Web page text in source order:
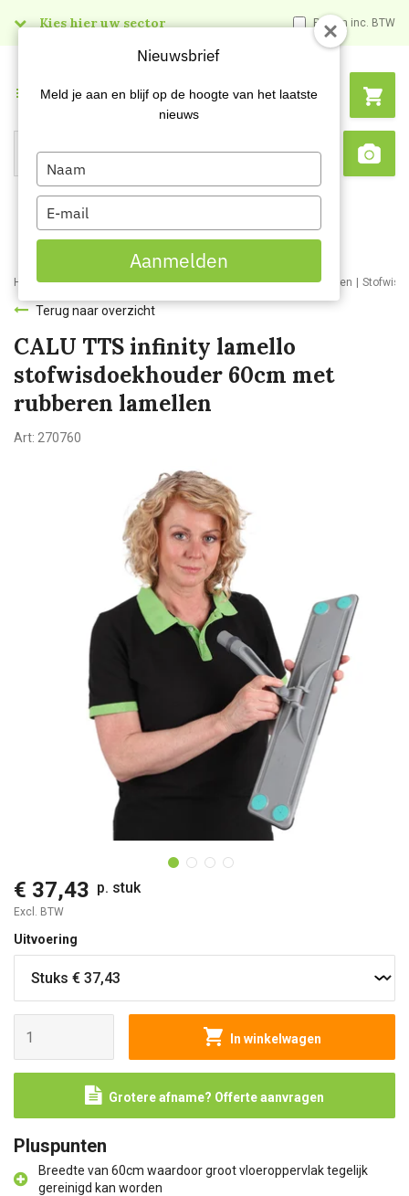
Kies hier uw sector Prijzen inc. BTW
Search
Menu
Home Webshop Schoonmaakartikelen Schoonmaakmaterialen
Terug naar overzicht
CALU TTS infinity lamello
stofwisdoekhouder 60cm met
rubberen lamellen
Art: 270760
€ 37,43 p. stuk
Excl. BTW
Uitvoering
In winkelwagen
Grotere afname? Offerte aanvragen
Pluspunten
Breedte van 60cm waardoor groot vloeroppervlak tegelijk
gereinigd kan worden
Nieuwsbrief
Meld je aan en blijf op de hoogte van het laatste
nieuws
Type
your
name
Type
your
email
Aanmelden